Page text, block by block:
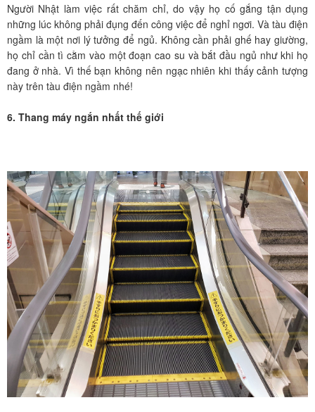
Người Nhật làm việc rất chăm chỉ, do vậy họ cố gắng tận dụng
những lúc không phải đụng đến công việc để nghỉ ngơi. Và tàu điện
ngầm là một nơi lý tưởng để ngủ. Không cần phải ghế hay giường,
họ chỉ cần tì cằm vào một đoạn cao su và bắt đầu ngủ như khi họ
đang ở nhà. Vì thế bạn không nên ngạc nhiên khi thấy cảnh tượng
này trên tàu điện ngầm nhé!
6. Thang máy ngắn nhất thế giới